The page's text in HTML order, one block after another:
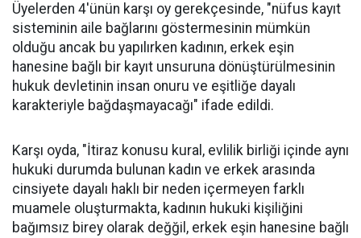
Üyelerden 4'ünün karşı oy gerekçesinde, "nüfus kayıt
sisteminin aile bağlarını göstermesinin mümkün
olduğu ancak bu yapılırken kadının, erkek eşin
hanesine bağlı bir kayıt unsuruna dönüştürülmesinin
hukuk devletinin insan onuru ve eşitliğe dayalı
karakteriyle bağdaşmayacağı" ifade edildi.
Karşı oyda, "İtiraz konusu kural, evlilik birliği içinde aynı
hukuki durumda bulunan kadın ve erkek arasında
cinsiyete dayalı haklı bir neden içermeyen farklı
muamele oluşturmakta, kadının hukuki kişiliğini
bağımsız birey olarak değğil, erkek eşin hanesine bağlı